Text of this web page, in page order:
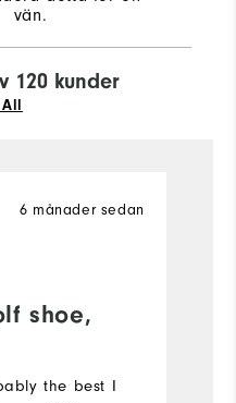
vän.
120 kunder
shoe,
6 månader sedan
the best I